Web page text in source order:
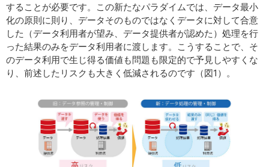
することが必要です。この新たなパラダイムでは、データ最小
化の原則に則り、データそのものではなくデータに対して合意
した（データ利用者が望み、データ提供者が認めた）処理を行
った結果のみをデータ利用者に渡します。こうすることで、そ
のデータ利用で生じ得る価値も問題も限定的で予見しやすくな
り、前述したリスクも大きく低減されるのです（図1）。